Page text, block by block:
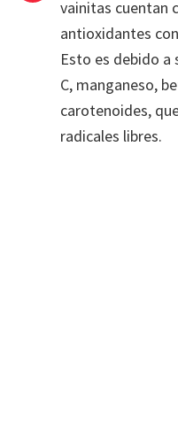
vainitas cuentan
antioxidantes
Esto es debido
C, manganeso,
carotenoides,
radicales libres.